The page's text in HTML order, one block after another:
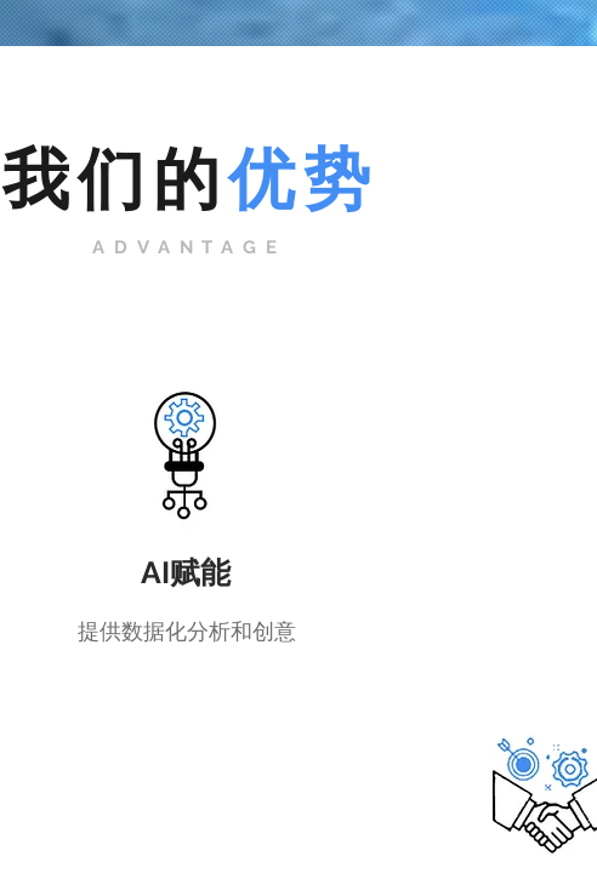
AI赋能
提供数据化分析和创意
我们的优势
ADVANTAGE